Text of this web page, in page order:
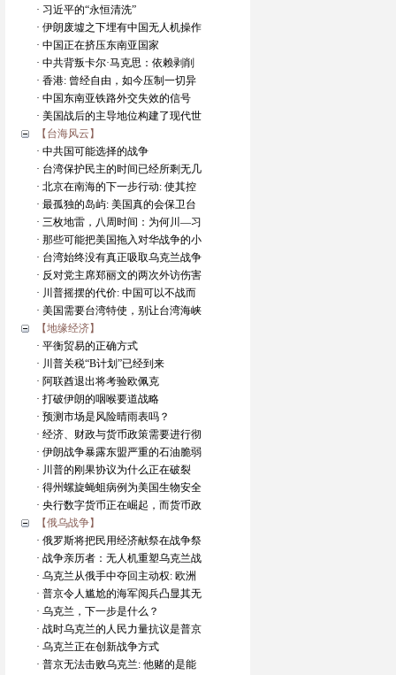
· 习近平的“永恒清洗”
· 伊朗废墟之下埋有中国无人机操作
· 中国正在挤压东南亚国家
· 中共背叛卡尔·马克思：依赖剥削
· 香港: 曾经自由，如今压制一切异
· 中国东南亚铁路外交失效的信号
· 美国战后的主导地位构建了现代世
【台海风云】
· 中共国可能选择的战争
· 台湾保护民主的时间已经所剩无几
· 北京在南海的下一步行动: 使其控
· 最孤独的岛屿: 美国真的会保卫台
· 三枚地雷，八周时间：为何川—习
· 那些可能把美国拖入对华战争的小
· 台湾始终没有真正吸取乌克兰战争
· 反对党主席郑丽文的两次外访伤害
· 川普摇摆的代价: 中国可以不战而
· 美国需要台湾特使，别让台湾海峡
【地缘经济】
· 平衡贸易的正确方式
· 川普关税“B计划”已经到来
· 阿联酋退出将考验欧佩克
· 打破伊朗的咽喉要道战略
· 预测市场是风险晴雨表吗？
· 经济、财政与货币政策需要进行彻
· 伊朗战争暴露东盟严重的石油脆弱
· 川普的刚果协议为什么正在破裂
· 得州螺旋蝇蛆病例为美国生物安全
· 央行数字货币正在崛起，而货币政
【俄乌战争】
· 俄罗斯将把民用经济献祭在战争祭
· 战争亲历者：无人机重塑乌克兰战
· 乌克兰从俄手中夺回主动权: 欧洲
· 普京令人尴尬的海军阅兵凸显其无
· 乌克兰，下一步是什么？
· 战时乌克兰的人民力量抗议是普京
· 乌克兰正在创新战争方式
· 普京无法击败乌克兰: 他赌的是能